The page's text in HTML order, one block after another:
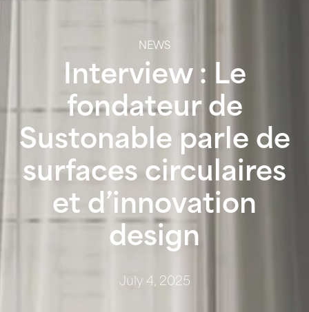
NEWS
Interview : Le
fondateur de
Sustonable parle de
surfaces circulaires
et d’innovation
design
July 4, 2025